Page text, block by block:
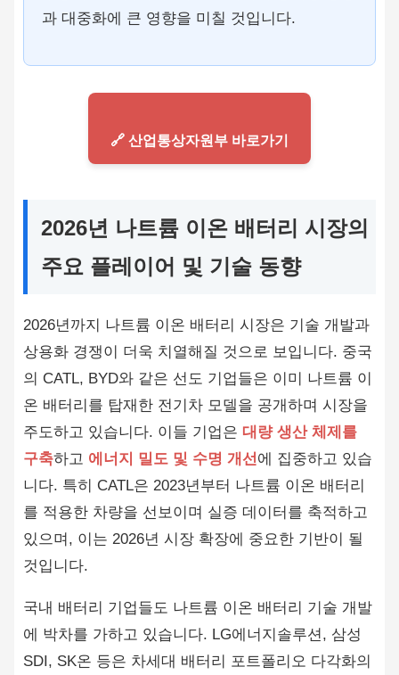
과 대중화에 큰 영향을 미칠 것입니다.
🔗 산업통상자원부 바로가기
2026년 나트륨 이온 배터리 시장의
주요 플레이어 및 기술 동향
2026년까지 나트륨 이온 배터리 시장은 기술 개발과
상용화 경쟁이 더욱 치열해질 것으로 보입니다. 중국
의 CATL, BYD와 같은 선도 기업들은 이미 나트륨 이
온 배터리를 탑재한 전기차 모델을 공개하며 시장을
주도하고 있습니다. 이들 기업은 대량 생산 체제를
구축하고 에너지 밀도 및 수명 개선 에 집중하고 있습
니다. 특히 CATL은 2023년부터 나트륨 이온 배터리
를 적용한 차량을 선보이며 실증 데이터를 축적하고
있으며, 이는 2026년 시장 확장에 중요한 기반이 될
것입니다.
국내 배터리 기업들도 나트륨 이온 배터리 기술 개발
에 박차를 가하고 있습니다. LG에너지솔루션, 삼성
SDI, SK온 등은 차세대 배터리 포트폴리오 다각화의